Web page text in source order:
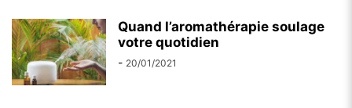
Quand l’aromathérapie soulage
votre quotidien
- 20/01/2021